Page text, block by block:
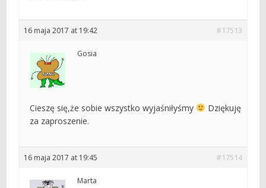
16 maja 2017 at 19:42 #17513
Gosia
Cieszę się,że sobie wszystko wyjaśniłyśmy
Dziękuję
za zaproszenie.
16 maja 2017 at 19:45 #17514
Marta